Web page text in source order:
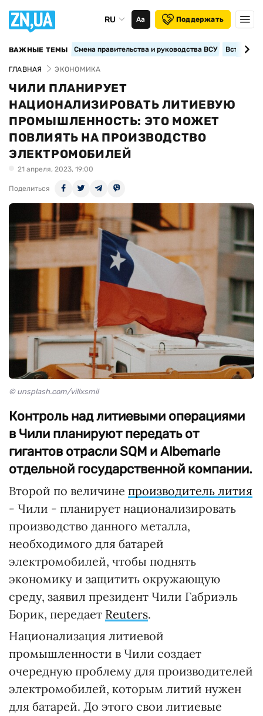
RU Аа Поддержать
ВАЖНЫЕ ТЕМЫ Смена правительства и руководства ВСУ
ГЛАВНАЯ ЭКОНОМИКА
ЧИЛИ ПЛАНИРУЕТ
НАЦИОНАЛИЗИРОВАТЬ ЛИТИЕВУЮ
ПРОМЫШЛЕННОСТЬ: ЭТО МОЖЕТ
ПОВЛИЯТЬ НА ПРОИЗВОДСТВО
ЭЛЕКТРОМОБИЛЕЙ
21 апреля, 2023, 19:00
Поделиться
© unsplash.com/villxsmil
Контроль над литиевыми операциями
в Чили планируют передать от
гигантов отрасли SQM и Albemarle
отдельной государственной компании.
Второй по величине производитель лития
- Чили - планирует национализировать
производство данного металла,
необходимого для батарей
электромобилей, чтобы поднять
экономику и защитить окружающую
среду, заявил президент Чили Габриэль
Борик, передает Reuters.
Национализация литиевой
промышленности в Чили создает
очередную проблему для производителей
электромобилей, которым литий нужен
для батарей. До этого свои литиевые